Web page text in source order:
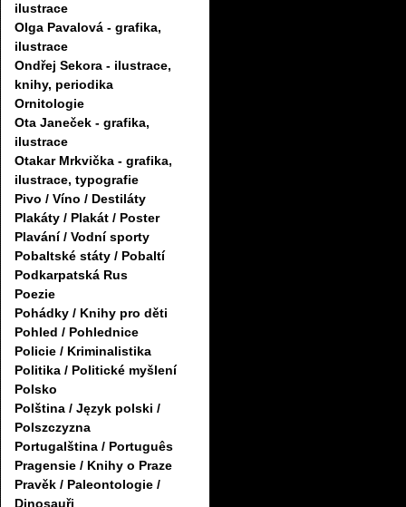
ilustrace
Olga Pavalová - grafika,
ilustrace
Ondřej Sekora - ilustrace,
knihy, periodika
Ornitologie
Ota Janeček - grafika,
ilustrace
Otakar Mrkvička - grafika,
ilustrace, typografie
Pivo / Víno / Destiláty
Plakáty / Plakát / Poster
Plavání / Vodní sporty
Pobaltské státy / Pobaltí
Podkarpatská Rus
Poezie
Pohádky / Knihy pro děti
Pohled / Pohlednice
Policie / Kriminalistika
Politika / Politické myšlení
Polsko
Polština / Język polski /
Polszczyzna
Portugalština / Português
Pragensie / Knihy o Praze
Pravěk / Paleontologie /
Dinosauři